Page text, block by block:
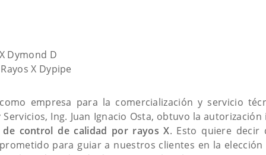
Dymond D
X Dypipe
empresa para la comercialización y servicio
Ing. Juan Ignacio Osta, obtuvo la
control de calidad por rayos X. Esto quiere decir
para guiar a nuestros clientes en la